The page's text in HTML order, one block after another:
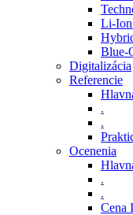
Li-Ion
Blue-
Digitalizácia
Referencie
.
.
Ocenenia
.
.
Cena